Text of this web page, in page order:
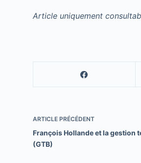
Article uniquement
ARTICLE PRÉCÉDENT
François Hollande et la gestion
(GTB)